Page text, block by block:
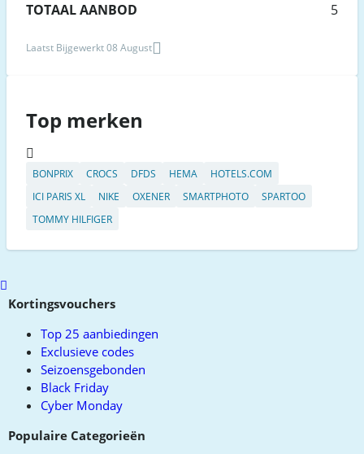
TOTAAL AANBOD
5
Laatst Bijgewerkt 08 August
Top merken
BONPRIX CROCS DFDS HEMA
HOTELS.COM
ICI PARIS XL
NIKE OXENER SMARTPHOTO
SPARTOO
TOMMY HILFIGER
Scroll
toKortingsvouchers
Top 25 aanbiedingen
Exclusieve codes
Seizoensgebonden
Black Friday
Cyber Monday
Populaire Categorieën